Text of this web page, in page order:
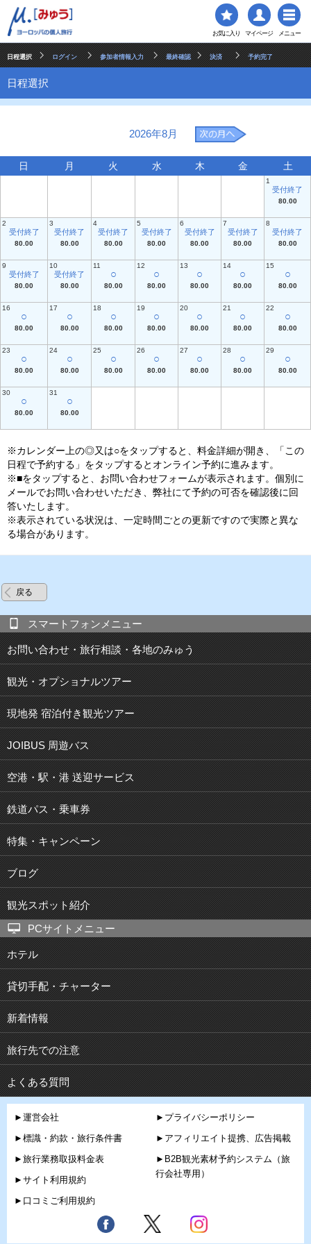
お気に入り マイページ メニュー
日程選択 ログイン 参加者情報入力 最終確認 決済 予約完了
日程選択
2026年8月
日 月 火 水 木 金 土
1
受付終了
80.00
2
受付終了
80.00
3
受付終了
80.00
4
受付終了
80.00
5
受付終了
80.00
6
受付終了
80.00
7
受付終了
80.00
8
受付終了
80.00
9
受付終了
80.00
10
受付終了
80.00
11
○
80.00
12
○
80.00
13
○
80.00
14
○
80.00
15
○
80.00
16
○
80.00
17
○
80.00
18
○
80.00
19
○
80.00
20
○
80.00
21
○
80.00
22
○
80.00
23
○
80.00
24
○
80.00
25
○
80.00
26
○
80.00
27
○
80.00
28
○
80.00
29
○
80.00
30
○
80.00
31
○
80.00
※カレンダー上の◎又は○をタップすると、料金詳細が開き、「この
日程で予約する」をタップするとオンライン予約に進みます。
※■をタップすると、お問い合わせフォームが表示されます。個別に
メールでお問い合わせいただき、弊社にて予約の可否を確認後に回
答いたします。
※表示されている状況は、一定時間ごとの更新ですので実際と異な
る場合があります。
戻る
スマートフォンメニュー
お問い合わせ・旅行相談・各地のみゅう
観光・オプショナルツアー
現地発 宿泊付き観光ツアー
JOIBUS 周遊バス
空港・駅・港 送迎サービス
鉄道パス・乗車券
特集・キャンペーン
ブログ
観光スポット紹介
PCサイトメニュー
ホテル
貸切手配・チャーター
新着情報
旅行先での注意
よくある質問
►運営会社
►標識・約款・旅行条件書
►旅行業務取扱料金表
►サイト利用規約
►口コミご利用規約
►プライバシーポリシー
►アフィリエイト提携、広告掲載
►B2B観光素材予約システム（旅
行会社専用）